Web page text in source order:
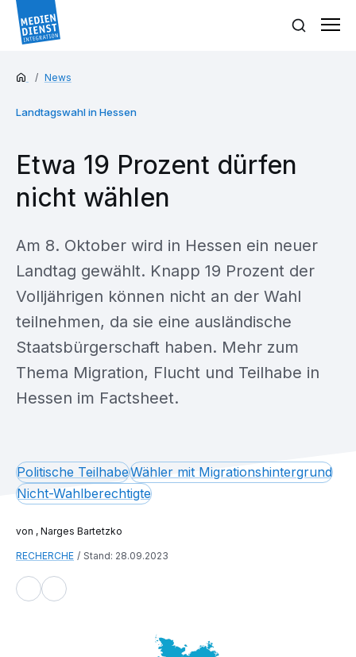
News
Landtagswahl in Hessen
Etwa 19 Prozent dürfen
nicht wählen
Politische TeilhabeWähler mit Migrationshintergrund
Nicht-Wahlberechtigte
, Narges Bartetzko
RECHERCHE Stand: 28.09.2023
Am 8. Oktober wird in Hessen ein neuer
Landtag gewählt. Knapp 19 Prozent der
Volljährigen können nicht an der Wahl
teilnehmen, da sie eine ausländische
Staatsbürgerschaft haben. Mehr zum
Thema Migration, Flucht und Teilhabe in
Hessen im Factsheet.